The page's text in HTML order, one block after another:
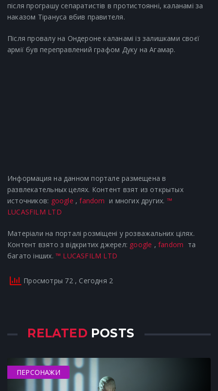
після програшу сепаратистів в протистоянні, каланамі за
наказом Тірануса вбив правителя.
Після провалу на Ондероне каланамі із залишками своєї
армії був переправлений графом Дуку на Агамар.
Информация на данном портале размещена в
развлекательных целях. Контент взят из открытых
источников: google ,fandom и многих других. ™
LUCASFILM LTD
Матеріали на порталі розміщені у розважальних цілях.
Контент взято з відкритих джерел: google ,fandom та
багато інших. ™ LUCASFILM LTD
Просмотры 72 , Сегодня 2
RELATED POSTS
ПЕРСОНАЖИ